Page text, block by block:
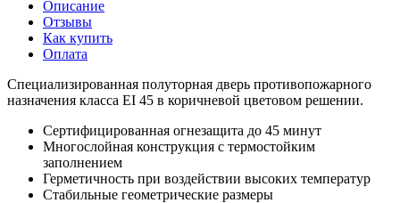
Описание
Отзывы
Как купить
Оплата
Специализированная полуторная дверь противопожарного
назначения класса EI 45 в коричневой цветовом решении.
Сертифицированная огнезащита до 45 минут
Многослойная конструкция с термостойким
заполнением
Герметичность при воздействии высоких температур
Стабильные геометрические размеры